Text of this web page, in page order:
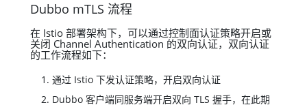
Dubbo mTLS 流程
在 Istio 部署架构下，可以通过控制面认证策略开启或
关闭 Channel Authentication 的双向认证，双向认证
的工作流程如下：
通过 Istio 下发认证策略，开启双向认证
Dubbo 客户端同服务端开启双向 TLS 握手，在此期